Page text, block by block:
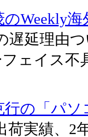
のWeekly
遅延理由
ェイス
行の「パ
荷実績、2